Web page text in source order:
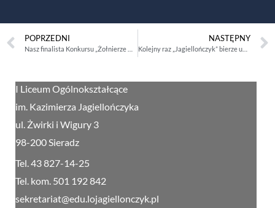
POPRZEDNI NASTĘPNY
Kolejny raz „Jagiellończyk” bierze udział w Tygodniu Konstytucyjnym
I Liceum Ogólnokształcące
im. Kazimierza Jagiellończyka
ul. Żwirki i Wigury 3
98-200 Sieradz
Tel. 43 827-14-25
Tel. kom. 501 192 842
sekretariat@edu.lojagiellonczyk.pl